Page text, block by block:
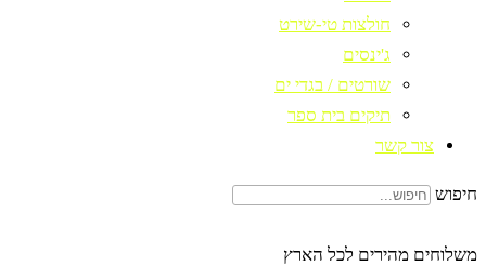
חולצות טי-שירט
ג'ינסים
שורטים / בגדי ים
תיקים בית ספר
צור קשר
חיפוש
משלוחים מהירים לכל הארץ